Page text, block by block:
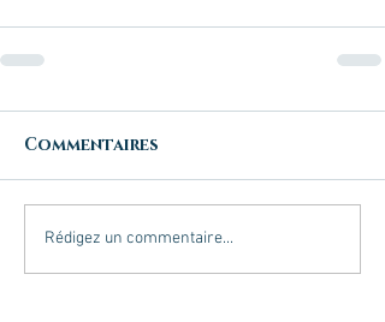
Commentaires
Rédigez un commentaire...